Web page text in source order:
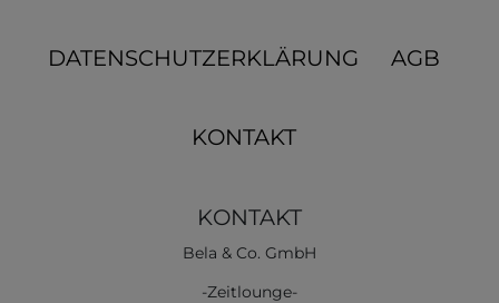
DATENSCHUTZERKLÄRUNG AGB
KONTAKT
KONTAKT
Bela & Co. GmbH
-Zeitlounge-